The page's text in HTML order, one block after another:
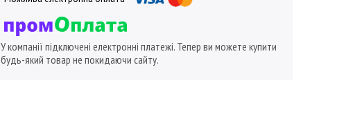
У компанії підключені електронні платежі. Тепер ви можете купити
будь-який товар не покидаючи сайту.